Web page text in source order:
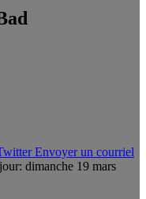
Envoyer un courriel
dimanche 19 mars